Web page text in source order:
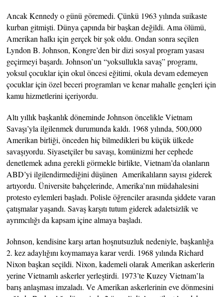
Ancak Kennedy o günü göremedi. Çünkü 1963 yılında suikaste
kurban gitmişti. Dünya çapında bir başkan değildi. Ama ölümü,
Amerikan halkı için gerçek bir şok oldu. Ondan sonra seçilen
Lyndon B. Johnson, Kongre’den bir dizi sosyal program yasası
geçirmeyi başardı. Johnson’un “yoksullukla savaş” programı,
yoksul çocuklar için okul öncesi eğitimi, okula devam edemeyen
çocuklar için özel beceri programları ve kenar mahalle gençleri için
kamu hizmetlerini içeriyordu.
Altı yıllık başkanlık döneminde Johnson öncelikle Vietnam
Savaşı’yla ilgilenmek durumunda kaldı. 1968 yılında, 500,000
Amerikan birliği, önceden hiç bilmedikleri bu küçük ülkede
savaşıyordu. Siyasetçiler bu savaşı, komünizmi her cephede
denetlemek adına gerekli görmekle birlikte, Vietnam’da olanların
ABD’yi ilgilendirmediğini düşünen Amerikalıların sayısı giderek
artıyordu. Üniversite bahçelerinde, Amerika’nın müdahalesini
protesto eylemleri başladı. Polisle öğrenciler arasında şiddete varan
çatışmalar yaşandı. Savaş karşıtı tutum giderek adaletsizlik ve
ayrımcılığı da kapsam içine almaya başladı.
Johnson, kendisine karşı artan hoşnutsuzluk nedeniyle, başkanlığa
2. kez adaylığını koymamaya karar verdi. 1968 yılında Richard
Nixon başkan seçildi. Nixon, kademeli olarak Amerikan askerlerin
yerine Vietnamlı askerler yerleştirdi. 1973’te Kuzey Vietnam’la
barış anlaşması imzaladı. Ve Amerikan askerlerinin eve dönmesini